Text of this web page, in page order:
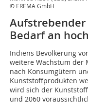
© EREMA GmbH
Bedarf an
Indiens Bevölkerung
weitere Wachstum der
nach Konsumgütern
Kunststoffprodukten
wird sich der
und 2060